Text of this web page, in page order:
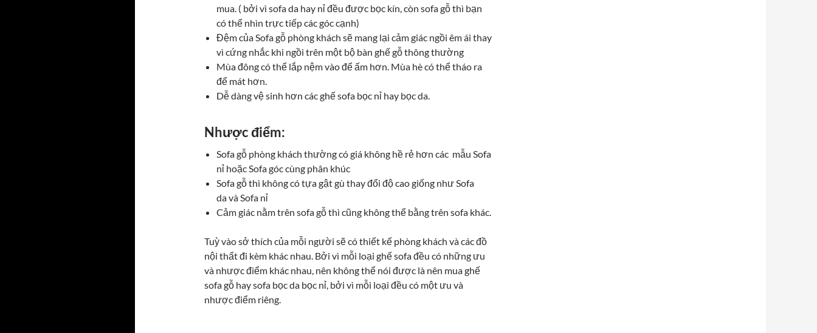
mua. ( bởi vì sofa da hay nỉ đều được bọc kín, còn sofa gỗ thì bạn
có thể nhìn trực tiếp các góc cạnh)
Đệm của Sofa gỗ phòng khách sẽ mang lại cảm giác ngồi êm ái thay
vì cứng nhắc khi ngồi trên một bộ bàn ghế gỗ thông thường
Mùa đông có thể lắp nệm vào để ấm hơn. Mùa hè có thể tháo ra
để mát hơn.
Dễ dàng vệ sinh hơn các ghế sofa bọc nỉ hay bọc da.
Nhược điểm:
Sofa gỗ phòng khách thường có giá không hề rẻ hơn các mẫu Sofa
nỉ hoặc Sofa góc cùng phân khúc
Sofa gỗ thì không có tựa gật gù thay đổi độ cao giống như Sofa
da và Sofa nỉ
Cảm giác nằm trên sofa gỗ thì cũng không thể bằng trên sofa khác.
Tuỳ vào sở thích của mỗi người sẽ có thiết kế phòng khách và các đồ
nội thất đi kèm khác nhau. Bởi vì mỗi loại ghế sofa đều có những ưu
và nhược điểm khác nhau, nên không thể nói được là nên mua ghế
sofa gỗ hay sofa bọc da bọc nỉ, bởi vì mỗi loại đều có một ưu và
nhược điểm riêng.